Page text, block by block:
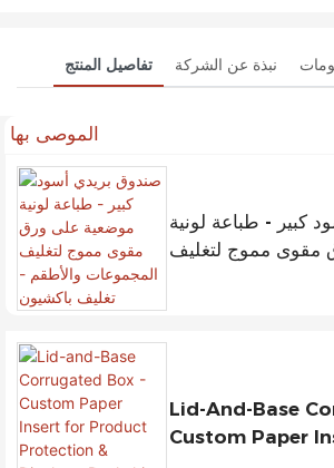
تفاصيل المنتج نبذة عن الشركة
الموصى بها
كبير - طباعة لونية
مقوى مموج لتغليف
Lid-And-Base
Custom Paper